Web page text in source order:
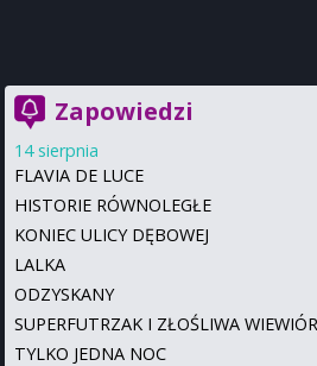
Zapowiedzi
14 sierpnia
FLAVIA DE LUCE
HISTORIE RÓWNOLEGŁE
KONIEC ULICY DĘBOWEJ
LALKA
ODZYSKANY
SUPERFUTRZAK I ZŁOŚLIWA
TYLKO JEDNA NOC